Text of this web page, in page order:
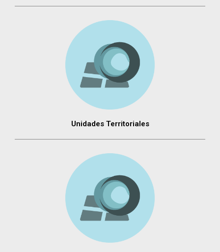
Unidades Territoriales